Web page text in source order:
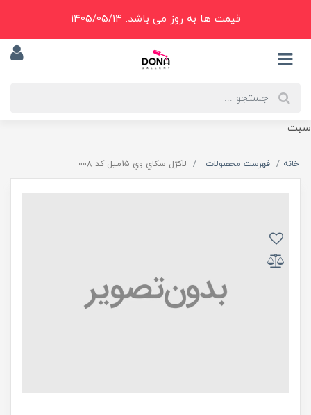
سبت
قیمت ها به روز می باشد. 1405/05/14
خانه فهرست محصولات لاکژل سکاي وي 15ميل کد 008